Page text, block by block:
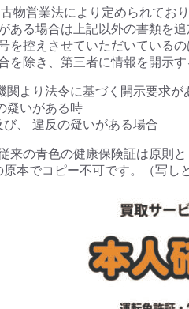
物営業法により定められており
ある場合は上記以外の書類を追
を控えさせていただいている
を除き、第三者に情報を開示す
関より法令に基づく開示要求が
疑いがある時
、 違反の疑いがある場合
来の青色の健康保険証は原則
本でコピー不可です。（写し